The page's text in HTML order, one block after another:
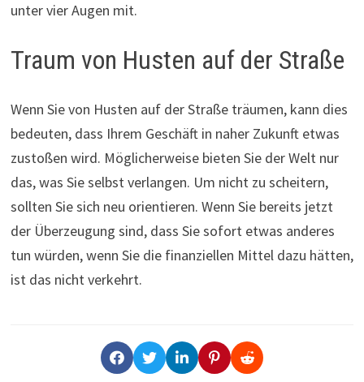
unter vier Augen mit.
Traum von Husten auf der Straße
Wenn Sie von Husten auf der Straße träumen, kann dies
bedeuten, dass Ihrem Geschäft in naher Zukunft etwas
zustoßen wird. Möglicherweise bieten Sie der Welt nur
das, was Sie selbst verlangen. Um nicht zu scheitern,
sollten Sie sich neu orientieren. Wenn Sie bereits jetzt
der Überzeugung sind, dass Sie sofort etwas anderes
tun würden, wenn Sie die finanziellen Mittel dazu hätten,
ist das nicht verkehrt.